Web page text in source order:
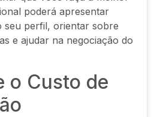
poderá apresentar
seu perfil, orientar sobre
e ajudar na negociação do
o Custo de